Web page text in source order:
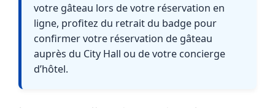
votre gâteau lors de votre réservation en
ligne, profitez du retrait du badge pour
confirmer votre réservation de gâteau
auprès du City Hall ou de votre concierge
d’hôtel.